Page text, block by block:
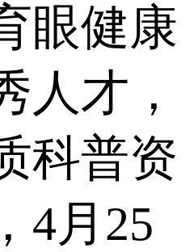
眼健康
人才，
科普资
4月25